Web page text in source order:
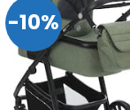
-10%